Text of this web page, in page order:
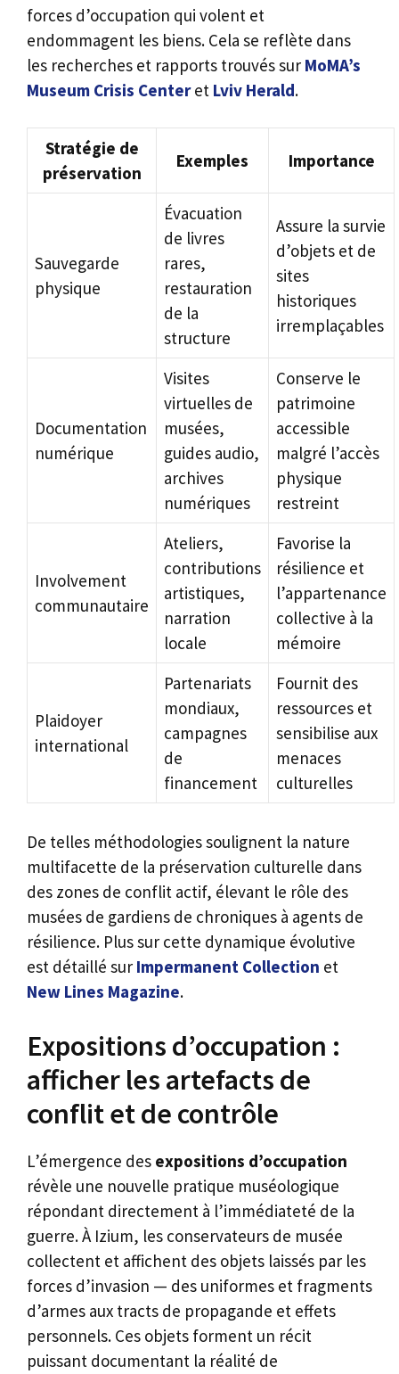
forces d’occupation qui volent et
endommagent les biens. Cela se reflète dans
les recherches et rapports trouvés sur MoMA’s
Museum Crisis Centeret Lviv Herald.
Stratégie de
préservation
Exemples Importance
Sauvegarde
physique
Évacuation
de livres
rares,
restauration
de la
structure
Assure la survie
d’objets et de
sites
historiques
irremplaçables
Documentation
numérique
Visites
virtuelles de
musées,
guides audio,
archives
numériques
Conserve le
patrimoine
accessible
malgré l’accès
physique
restreint
Involvement
communautaire
Ateliers,
contributions
artistiques,
narration
locale
Favorise la
résilience et
l’appartenance
collective à la
mémoire
Plaidoyer
international
Partenariats
mondiaux,
campagnes
de
financement
Fournit des
ressources et
sensibilise aux
menaces
culturelles
De telles méthodologies soulignent la nature
multifacette de la préservation culturelle dans
des zones de conflit actif, élevant le rôle des
musées de gardiens de chroniques à agents de
résilience. Plus sur cette dynamique évolutive
est détaillé sur Impermanent Collection et
New Lines Magazine.
Expositions d’occupation :
afficher les artefacts de
conflit et de contrôle
L’émergence des expositions d’occupation
révèle une nouvelle pratique muséologique
répondant directement à l’immédiateté de la
guerre. À Izium, les conservateurs de musée
collectent et affichent des objets laissés par les
forces d’invasion — des uniformes et fragments
d’armes aux tracts de propagande et effets
personnels. Ces objets forment un récit
puissant documentant la réalité de